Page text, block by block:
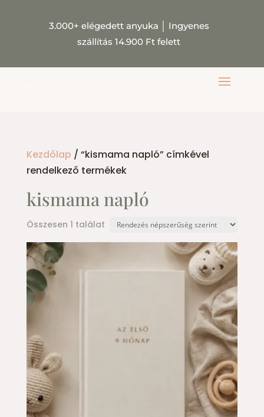
3.000+ elégedett anyuka
Ingyenes
szállítás 14.900 Ft felett
Kezdőlap / “kismama napló” címkével
rendelkező termékek
kismama napló
Összesen 1 találat